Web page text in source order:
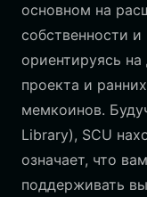
основном на
собственности
ориентируясь
проекта и
мемкоинов.
Library), SCU
означает, что
поддерживать